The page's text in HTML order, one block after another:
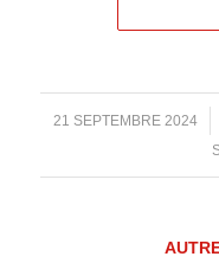
21 SEPTEMBRE 2024
/